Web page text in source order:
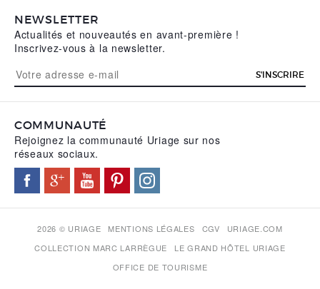
NEWSLETTER
Actualités et nouveautés en avant-première !
Inscrivez-vous à la newsletter.
S'INSCRIRE
COMMUNAUTÉ
Rejoignez la communauté Uriage sur nos
réseaux sociaux.
2026 © URIAGE MENTIONS LÉGALES CGV
URIAGE.COM
COLLECTION MARC LARRÈGUE
LE GRAND HÔTEL URIAGE
OFFICE DE TOURISME